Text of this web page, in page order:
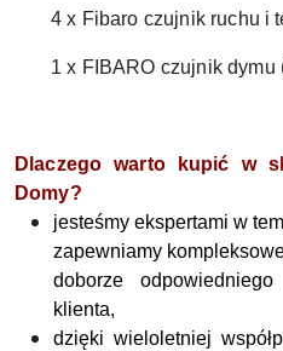
4 x Fibaro czujnik ruchu i
1 x FIBARO czujnik dymu
Dlaczego warto kupić w
Domy?
jesteśmy ekspertami w
zapewniamy
doborze
klienta,
dzięki wieloletniej